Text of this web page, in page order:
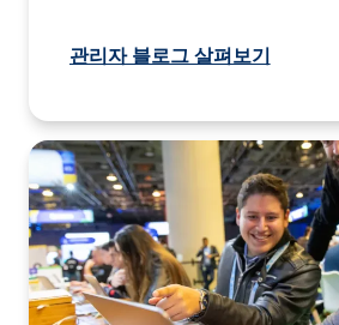
관리자 블로그 살펴보기